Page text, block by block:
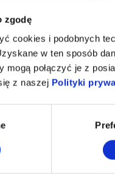
zgodę
cookies i podobnych
w ten sposób
mogą połączyć je z
z naszej Polityki
849,87 zł